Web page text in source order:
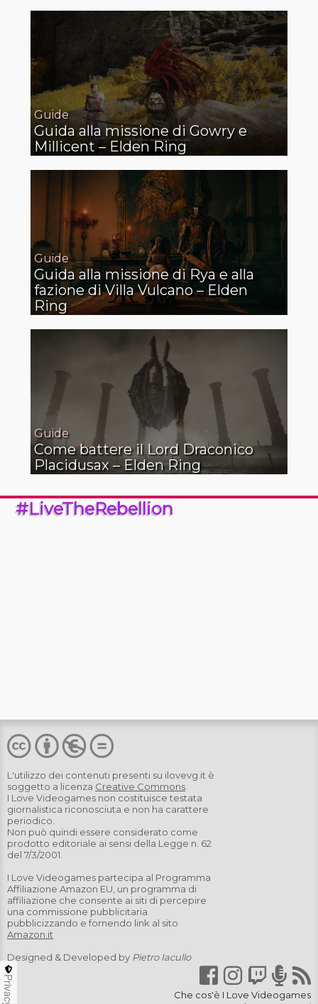
Guide
Guida alla missione di Gowry e
Millicent – Elden Ring
Guide
Guida alla missione di Rya e alla
fazione di Villa Vulcano – Elden
Ring
Guide
Come battere il Lord Draconico
Placidusax – Elden Ring
#LiveTheRebellion
L'utilizzo dei contenuti presenti su ilovevg.it è
soggetto a licenza Creative Commons
I Love Videogames non costituisce testata
giornalistica riconosciuta e non ha carattere
periodico.
Non può quindi essere considerato come
prodotto editoriale ai sensi della Legge n. 62
del 7/3/2001.
I Love Videogames partecipa al Programma
Affiliazione Amazon EU, un programma di
affiliazione che consente ai siti di percepire
una commissione pubblicitaria
pubblicizzando e fornendo link al sito
Amazon.it
Designed & Developed by Pietro Iacullo
Che cos'è I Love Videogames
Privacy